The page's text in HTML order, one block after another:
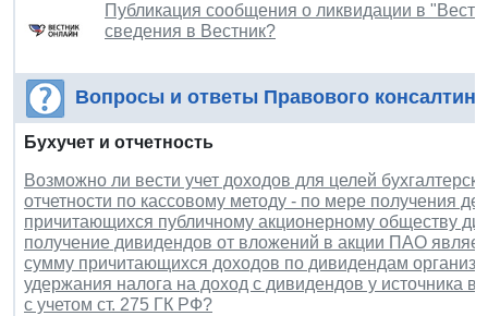
Публикация сообщения о ликвидации в
сведения в Вестник?
Вопросы и ответы Правового
Бухучет и отчетность
Возможно ли вести учет доходов для целей
отчетности по кассовому методу - по мере получения
причитающихся публичному акционерному обществу
получение дивидендов от вложений в акции ПАО
сумму причитающихся доходов по дивидендам
удержания налога на доход с дивидендов у источника
с учетом ст. 275 ГК РФ?